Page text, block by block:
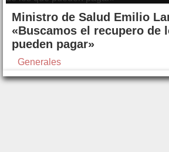
Ministro de Salud Emilio
«Buscamos el recupero de
pueden pagar»
Generales